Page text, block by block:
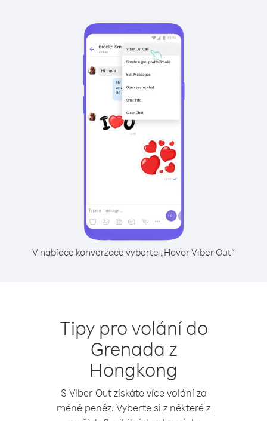
V nabídce konverzace vyberte „Hovor Viber Out“
Tipy pro volání do
Grenada z
Hongkong
S Viber Out získáte více volání za
méně peněz. Vyberte si z některé z